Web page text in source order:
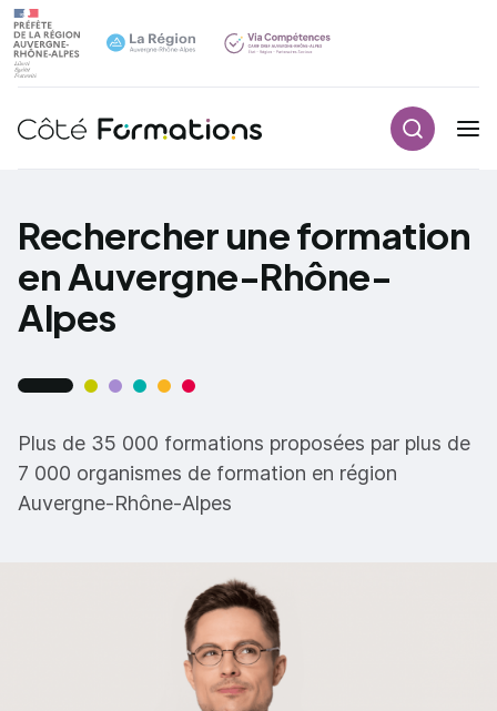
Navigation principale
Rechercher une formation
en Auvergne-Rhône-
Alpes
Plus de 35 000 formations proposées par plus de
7 000 organismes de formation en région
Auvergne-Rhône-Alpes